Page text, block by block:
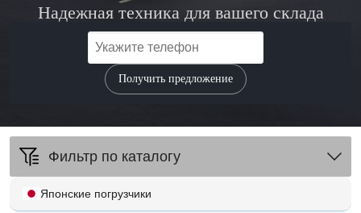
Надежная техника для вашего склада
Фильтр по каталогу
Японские погрузчики